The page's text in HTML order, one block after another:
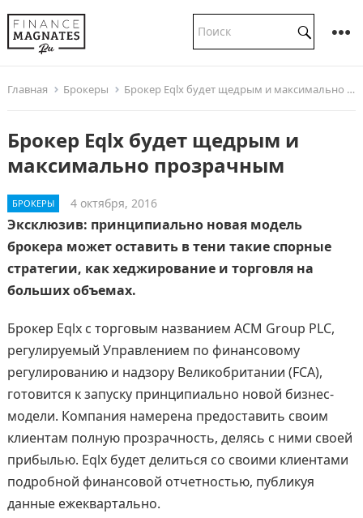
Главная Брокеры Брокер Eqlx будет щедрым и максимально прозрачным
Брокер Eqlx будет щедрым и
максимально прозрачным
БРОКЕРЫ 4 октября, 2016
Эксклюзив: принципиально новая модель
брокера может оставить в тени такие спорные
стратегии, как хеджирование и торговля на
больших объемах.
Брокер Eqlx с торговым названием ACM Group PLC,
регулируемый Управлением по финансовому
регулированию и надзору Великобритании (FCA),
готовится к запуску принципиально новой бизнес-
модели. Компания намерена предоставить своим
клиентам полную прозрачность, делясь с ними своей
прибылью. Eqlx будет делиться со своими клиентами
подробной финансовой отчетностью, публикуя
данные ежеквартально.